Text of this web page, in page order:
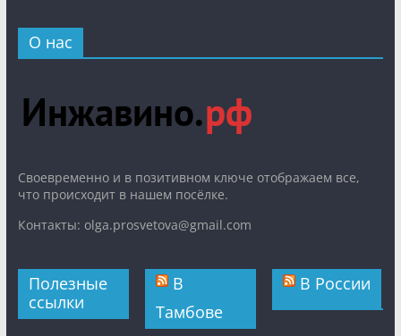
О нас
Cвоевременно и в позитивном ключе отображаем все,
что происходит в нашем посёлке.
Контакты: olga.prosvetova@gmail.com
Полезные
ссылки
В
Тамбове
В России